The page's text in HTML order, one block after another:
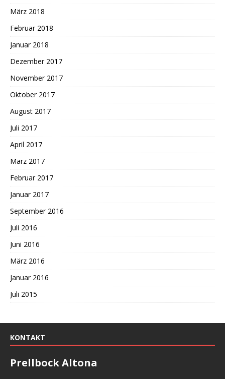
März 2018
Februar 2018
Januar 2018
Dezember 2017
November 2017
Oktober 2017
August 2017
Juli 2017
April 2017
März 2017
Februar 2017
Januar 2017
September 2016
Juli 2016
Juni 2016
März 2016
Januar 2016
Juli 2015
KONTAKT
Prellbock Altona